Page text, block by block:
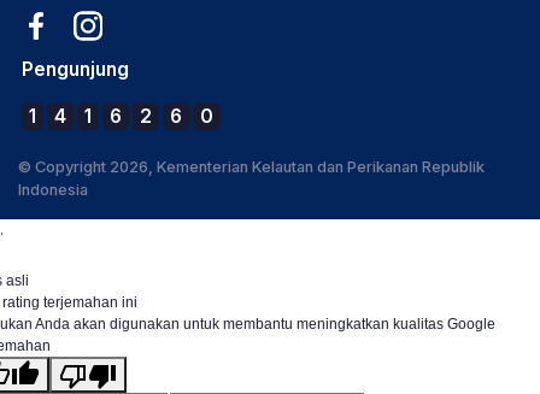
Pengunjung
1 4 1 6 2 6 0
© Copyright 2026, Kementerian Kelautan dan Perikanan Republik
Indonesia
.
asli
terjemahan ini
Anda akan digunakan untuk membantu meningkatkan kualitas Google